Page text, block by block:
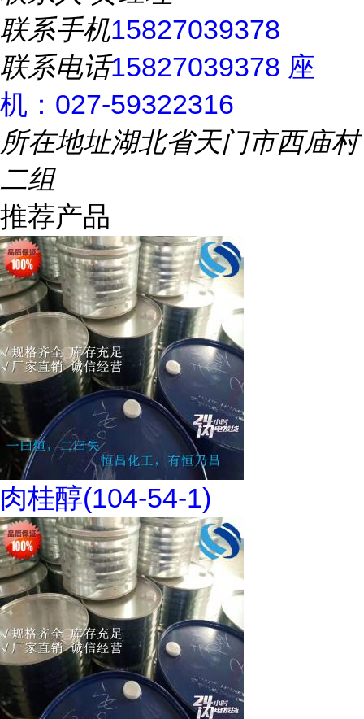
联系手机15827039378
联系电话15827039378 座
机：027-59322316
所在地址湖北省天门市西庙村
二组
推荐产品
肉桂醇(104-54-1)